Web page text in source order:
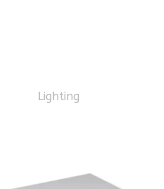
Lighting